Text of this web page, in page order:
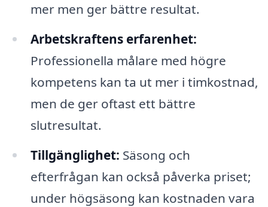
mer men ger bättre resultat.
Arbetskraftens erfarenhet:
Professionella målare med högre
kompetens kan ta ut mer i timkostnad,
men de ger oftast ett bättre
slutresultat.
Tillgänglighet: Säsong och
efterfrågan kan också påverka priset;
under högsäsong kan kostnaden vara